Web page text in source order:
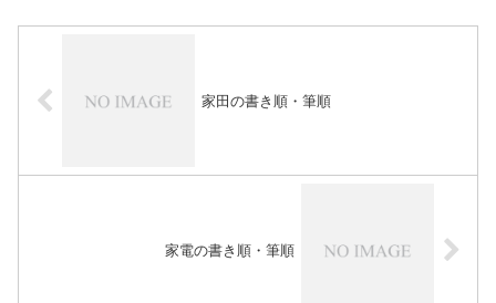
家田の書き順・筆順
家電の書き順・筆順